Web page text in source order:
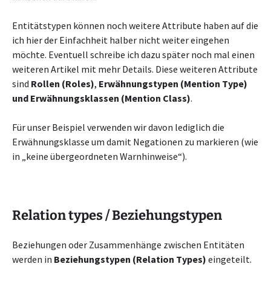
Entitätstypen können noch weitere Attribute haben auf die
ich hier der Einfachheit halber nicht weiter eingehen
möchte. Eventuell schreibe ich dazu später noch mal einen
weiteren Artikel mit mehr Details. Diese weiteren Attribute
sind Rollen (Roles), Erwähnungstypen (Mention Type)
und Erwähnungsklassen (Mention Class).
Für unser Beispiel verwenden wir davon lediglich die
Erwähnungsklasse um damit Negationen zu markieren (wie
in „keine übergeordneten Warnhinweise“).
Relation types / Beziehungstypen
Beziehungen oder Zusammenhänge zwischen Entitäten
werden in Beziehungstypen (Relation Types) eingeteilt.